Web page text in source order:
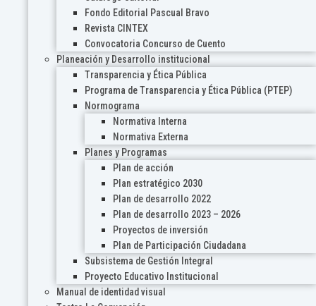
Fondo Editorial Pascual Bravo
Revista CINTEX
Convocatoria Concurso de Cuento
Planeación y Desarrollo institucional
Transparencia y Ética Pública
Programa de Transparencia y Ética Pública (PTEP)
Normograma
Normativa Interna
Normativa Externa
Planes y Programas
Plan de acción
Plan estratégico 2030
Plan de desarrollo 2022
Plan de desarrollo 2023 – 2026
Proyectos de inversión
Plan de Participación Ciudadana
Subsistema de Gestión Integral
Proyecto Educativo Institucional
Manual de identidad visual